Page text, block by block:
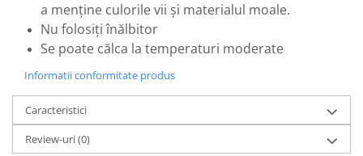
a menține culorile vii și materialul moale.
Nu folosiți înălbitor
Se poate călca la temperaturi moderate
Informatii conformitate produs
Caracteristici
Review-uri(0)